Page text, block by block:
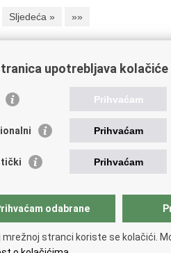
Sljedeća » »»
pravosudnog
odvjetništvo
suzbijanje korupcije i organiziranog
vijeće
odvjetnička komora
javnobilježnička komora
upotrebljava kolačiće
Prihvaćam
Prihvaćam
Prihvaćam
odabrane
mrežnoj stranci koriste se kolačići.